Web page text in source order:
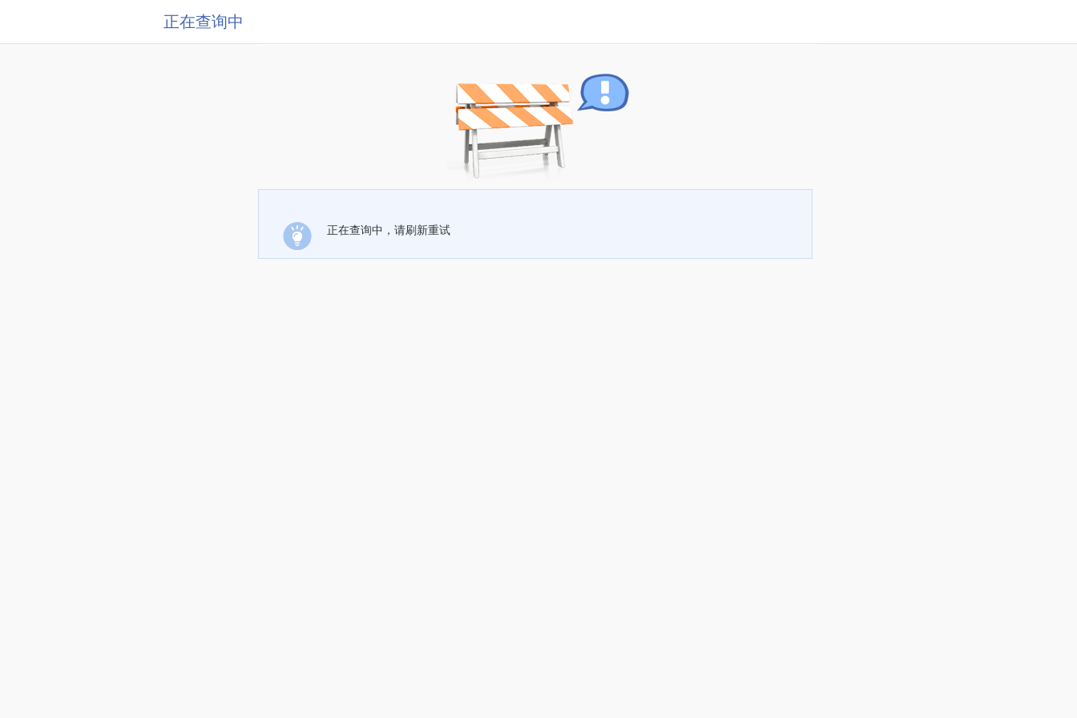
正在查询中
正在查询中，请刷新重试